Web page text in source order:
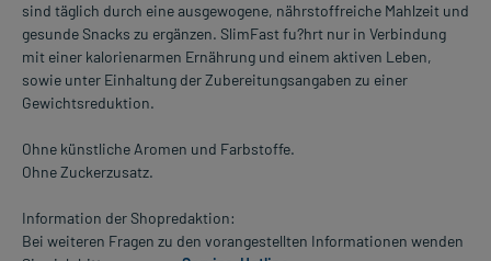
sind täglich durch eine ausgewogene, nährstoffreiche Mahlzeit und
gesunde Snacks zu ergänzen. SlimFast fu?hrt nur in Verbindung
mit einer kalorienarmen Ernährung und einem aktiven Leben,
sowie unter Einhaltung der Zubereitungsangaben zu einer
Gewichtsreduktion.
Ohne künstliche Aromen und Farbstoffe.
Ohne Zuckerzusatz.
Information der Shopredaktion:
Bei weiteren Fragen zu den vorangestellten Informationen wenden